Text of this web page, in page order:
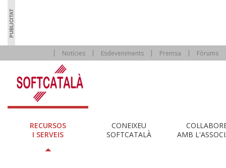
Notícies Esdeveniments Premsa Fòrums
RECURSOS
I SERVEIS
CONEIXEU
SOFTCATALÀ
AMB